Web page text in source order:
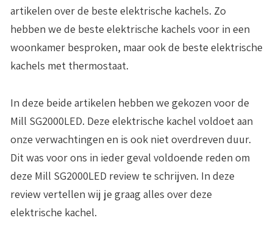
artikelen over de beste elektrische kachels. Zo
hebben we de beste elektrische kachels voor in een
woonkamer besproken, maar ook de beste elektrische
kachels met thermostaat.
In deze beide artikelen hebben we gekozen voor de
Mill SG2000LED. Deze elektrische kachel voldoet aan
onze verwachtingen en is ook niet overdreven duur.
Dit was voor ons in ieder geval voldoende reden om
deze Mill SG2000LED review te schrijven. In deze
review vertellen wij je graag alles over deze
elektrische kachel.